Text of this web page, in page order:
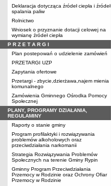
Deklaracja dotycząca źródeł ciepła i źródeł
spalania paliw
Rolnictwo
Wniosek o przyznanie dotacji celowej na
wymianę źródeł ciepła
P R Z E T A R G I
Plan postepowań o udzielenie zamówień
PRZETARGI UZP
Zapytania ofertowe
Przetargi - zbycie,dzierżawa,najem mienia
komunalnego
Zamówienia Gminnego Ośrodka Pomocy
Społecznej
PLANY, PROGRAMY DZIAŁANIA,
REGULAMINY
Raporty o stanie gminy
Program profilaktyki i rozwiązywania
problemów alkoholowych oraz
przeciwdziałania narkomanii
Strategia Rozwiązywania Problemów
Społecznych na terenie Gminy Rypin
Gminny Program Przeciwdziałania
Przemocy w Rodzinie oraz Ochrony Ofiar
Przemocy w Rodzinie